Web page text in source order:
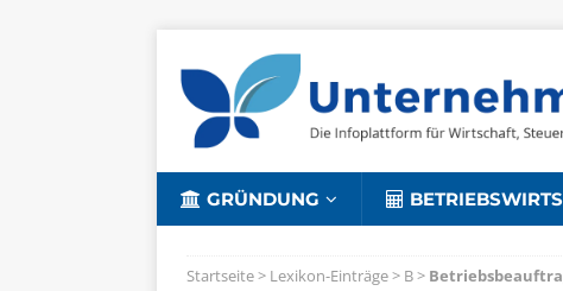
GRÜNDUNG
Startseite> Lexikon-Einträge> B>